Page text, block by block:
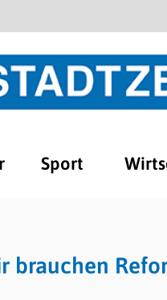
Sport
brauchen